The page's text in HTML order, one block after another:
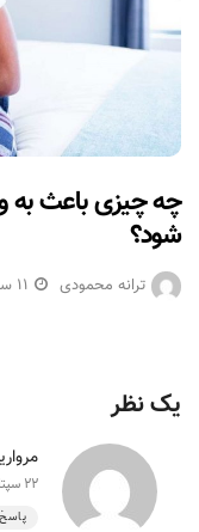
چه چیزی باعث به
شود؟
ترانه محمودی 11 سپتامبر 2021
یک نظر
22 سپتامبر 2019 در 11:41 ق.ظ
پاسخ